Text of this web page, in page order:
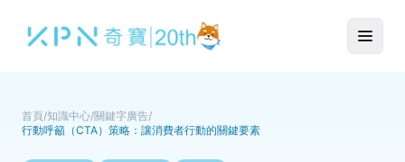
首頁/知識中心/關鍵字廣告/
行動呼籲（CTA）策略：讓消費者行動的關鍵要素